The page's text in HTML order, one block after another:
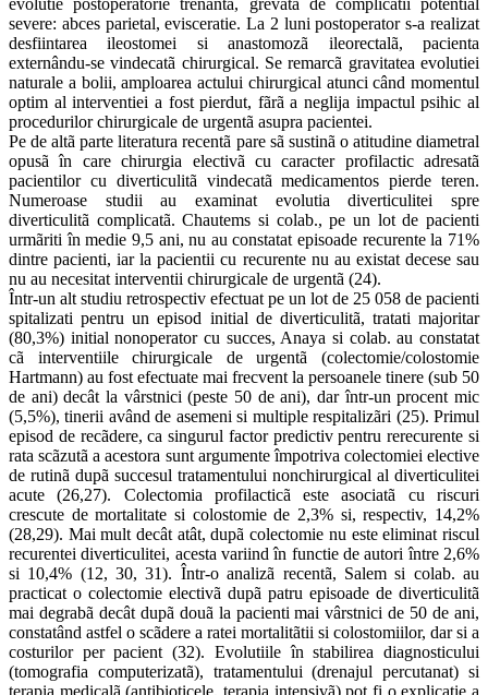
evolutie postoperatorie trenantã, grevatã de complicatii potential
severe: abces parietal, evisceratie. La 2 luni postoperator s-a realizat
desfiintarea ileostomei si anastomozã ileorectalã, pacienta
externându-se vindecatã chirurgical. Se remarcã gravitatea evolutiei
naturale a bolii, amploarea actului chirurgical atunci când momentul
optim al interventiei a fost pierdut, fãrã a neglija impactul psihic al
procedurilor chirurgicale de urgentã asupra pacientei.
Pe de altã parte literatura recentã pare sã sustinã o atitudine diametral
opusã în care chirurgia electivã cu caracter profilactic adresatã
pacientilor cu diverticulitã vindecatã medicamentos pierde teren.
Numeroase studii au examinat evolutia diverticulitei spre
diverticulitã complicatã. Chautems si colab., pe un lot de pacienti
urmãriti în medie 9,5 ani, nu au constatat episoade recurente la 71%
dintre pacienti, iar la pacientii cu recurente nu au existat decese sau
nu au necesitat interventii chirurgicale de urgentã (24).
Într-un alt studiu retrospectiv efectuat pe un lot de 25 058 de pacienti
spitalizati pentru un episod initial de diverticulitã, tratati majoritar
(80,3%) initial nonoperator cu succes, Anaya si colab. au constatat
cã interventiile chirurgicale de urgentã (colectomie/colostomie
Hartmann) au fost efectuate mai frecvent la persoanele tinere (sub 50
de ani) decât la vârstnici (peste 50 de ani), dar într-un procent mic
(5,5%), tinerii având de asemeni si multiple respitalizãri (25). Primul
episod de recãdere, ca singurul factor predictiv pentru rerecurente si
rata scãzutã a acestora sunt argumente împotriva colectomiei elective
de rutinã dupã succesul tratamentului nonchirurgical al diverticulitei
acute (26,27). Colectomia profilacticã este asociatã cu riscuri
crescute de mortalitate si colostomie de 2,3% si, respectiv, 14,2%
(28,29). Mai mult decât atât, dupã colectomie nu este eliminat riscul
recurentei diverticulitei, acesta variind în functie de autori între 2,6%
si 10,4% (12, 30, 31). Într-o analizã recentã, Salem si colab. au
practicat o colectomie electivã dupã patru episoade de diverticulitã
mai degrabã decât dupã douã la pacienti mai vârstnici de 50 de ani,
constatând astfel o scãdere a ratei mortalitãtii si colostomiilor, dar si a
costurilor per pacient (32). Evolutiile în stabilirea diagnosticului
(tomografia computerizatã), tratamentului (drenajul percutanat) si